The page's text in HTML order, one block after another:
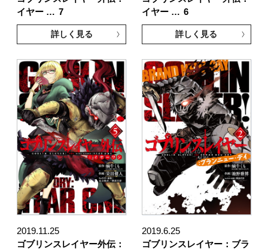
イヤー … 7
詳しく見る
イヤー … 6
詳しく見る
2019.11.25
ゴブリンスレイヤー外伝：
2019.6.25
ゴブリンスレイヤー：ブラ